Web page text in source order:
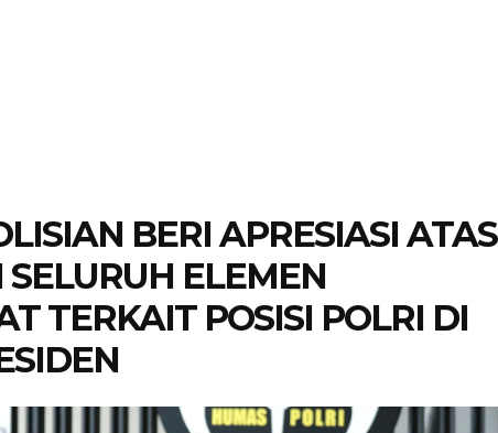
BERI APRESIASI ATAS
ELEMEN
TERKAIT POSISI POLRI DI